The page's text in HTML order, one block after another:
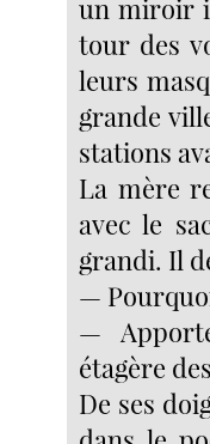
un miroir
tour des
leurs
grande
stations
La mère
avec le
grandi. Il
—
—
étagère
De ses